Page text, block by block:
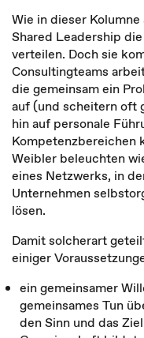
Wie in dieser
Shared Leadership
verteilen. Doch sie
Consultingteams
die gemeinsam ein
auf (und scheitern oft
hin auf personale
Kompetenzbereichen
Weibler beleuchten
eines Netzwerks, in
Unternehmen
lösen.
Damit solcherart
einiger
ein gemeinsamer
gemeinsames Tun
den Sinn und das